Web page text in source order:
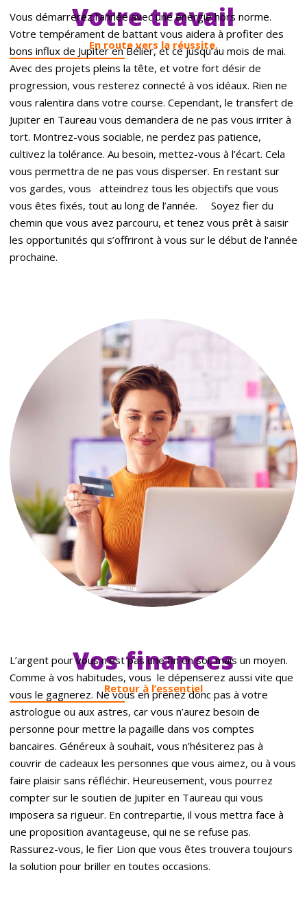
Votre travail
En route vers la réussite.
Vous démarrerez l’année avec une énergie hors norme.
Votre tempérament de battant vous aidera à profiter des
bons influx de Jupiter en Bélier, et ce jusqu’au mois de mai.
Avec des projets pleins la tête, et votre fort désir de
progression, vous resterez connecté à vos idéaux. Rien ne
vous ralentira dans votre course. Cependant, le transfert de
Jupiter en Taureau vous demandera de ne pas vous irriter à
tort. Montrez-vous sociable, ne perdez pas patience,
cultivez la tolérance. Au besoin, mettez-vous à l’écart. Cela
vous permettra de ne pas vous disperser. En restant sur
vos gardes, vous atteindrez tous les objectifs que vous
vous êtes fixés, tout au long de l’année. Soyez fier du
chemin que vous avez parcouru, et tenez vous prêt à saisir
les opportunités qui s’offriront à vous sur le début de l’année
prochaine.
Vos finances
Retour à l’essentiel
L’argent pour vous n’est pas une fin en soi, mais un moyen.
Comme à vos habitudes, vous le dépenserez aussi vite que
vous le gagnerez. Ne vous en prenez donc pas à votre
astrologue ou aux astres, car vous n’aurez besoin de
personne pour mettre la pagaille dans vos comptes
bancaires. Généreux à souhait, vous n’hésiterez pas à
couvrir de cadeaux les personnes que vous aimez, ou à vous
faire plaisir sans réfléchir. Heureusement, vous pourrez
compter sur le soutien de Jupiter en Taureau qui vous
imposera sa rigueur. En contrepartie, il vous mettra face à
une proposition avantageuse, qui ne se refuse pas.
Rassurez-vous, le fier Lion que vous êtes trouvera toujours
la solution pour briller en toutes occasions.